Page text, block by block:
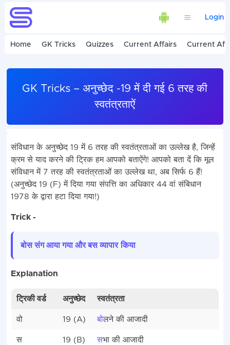
Login
Home GK Tricks Quizzes Current Affairs Current
GK Tricks – अनुच्छेद -19 में दी गई 6 तरह की
स्वतंत्रताऐं
संविधान के अनुच्छेद 19 में 6 तरह की स्वतंत्रताओं का उल्लेख है, जिन्हें
क्रम से याद करने की ट्रिक हम आपको बताऐंगे! आपको बता दें कि मूल
संविधान में 7 तरह की स्वतंत्रताओं का उल्लेख था, अब सिर्फ 6 हैं!
(अनुच्छेद 19 (F) में दिया गया संपत्ति का अधिकार 44 वां संबिधान
1978 के द्वारा हटा दिया गया!)
Trick -
बोस संग आया गयाऔर बस व्यापार किया
Explanation
ट्रिकी वर्ड अनुच्छेद स्वतंत्रता
वो 19 (A) बोलने की आजादी
स 19 (B) सभा की आजादी